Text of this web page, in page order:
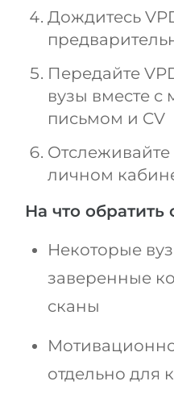
Дождитесь
Передайте
вузы вместе
письмом и CV
Отслеживайте
личном
На что
Некоторые
заверенные
сканы
отдельно для